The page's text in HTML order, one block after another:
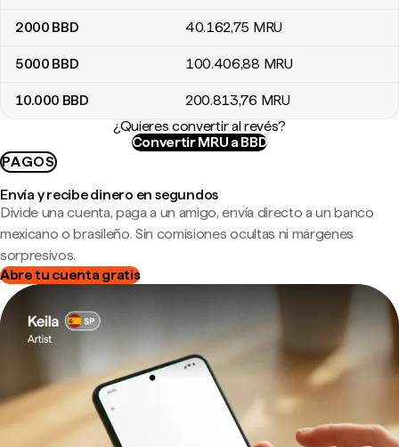
2000 BBD 40.162,75 MRU
5000 BBD 100.406,88 MRU
10.000 BBD 200.813,76 MRU
¿Quieres convertir al revés?
Convertir MRU a BBD
PAGOS
Envía y recibe dinero en segundos
Divide una cuenta, paga a un amigo, envía directo a un banco
mexicano o brasileño. Sin comisiones ocultas ni márgenes
sorpresivos.
Abre tu cuenta gratis